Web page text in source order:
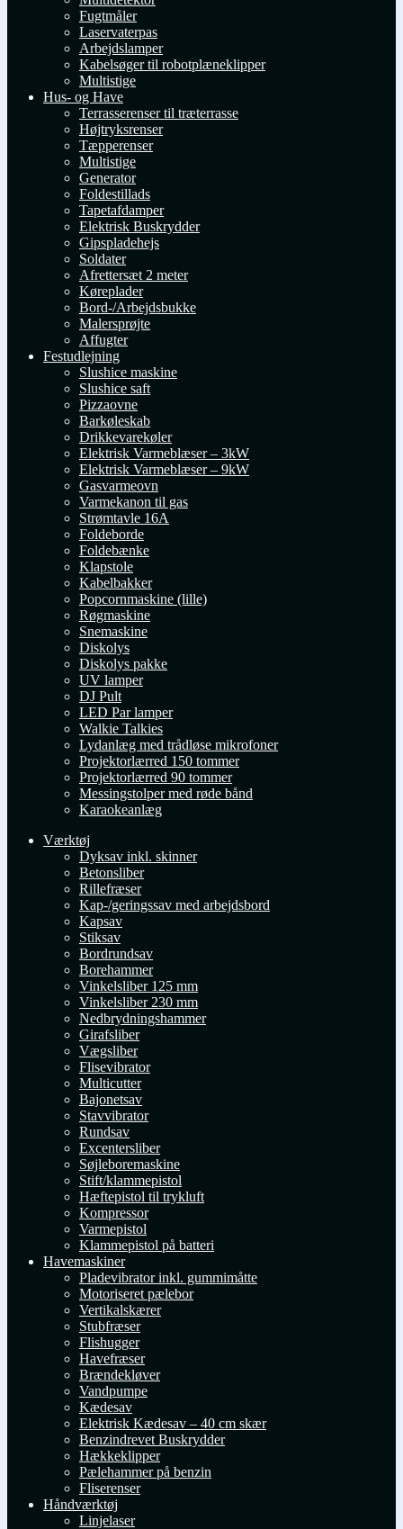
Fugtmåler
Laservaterpas
Arbejdslamper
Kabelsøger til robotplæneklipper
Multistige
Hus- og Have
Terrasserenser til træterrasse
Højtryksrenser
Tæpperenser
Multistige
Generator
Foldestillads
Tapetafdamper
Elektrisk Buskrydder
Gipspladehejs
Soldater
Afrettersæt 2 meter
Køreplader
Bord-/Arbejdsbukke
Malersprøjte
Affugter
Festudlejning
Slushice maskine
Slushice saft
Pizzaovne
Barkøleskab
Drikkevarekøler
Elektrisk Varmeblæser – 3kW
Elektrisk Varmeblæser – 9kW
Gasvarmeovn
Varmekanon til gas
Strømtavle 16A
Foldeborde
Foldebænke
Klapstole
Kabelbakker
Popcornmaskine (lille)
Røgmaskine
Snemaskine
Diskolys
Diskolys pakke
UV lamper
DJ Pult
LED Par lamper
Walkie Talkies
Lydanlæg med trådløse mikrofoner
Projektorlærred 150 tommer
Projektorlærred 90 tommer
Messingstolper med røde bånd
Karaokeanlæg
Værktøj
Dyksav inkl. skinner
Betonsliber
Rillefræser
Kap-/geringssav med arbejdsbord
Kapsav
Stiksav
Bordrundsav
Borehammer
Vinkelsliber 125 mm
Vinkelsliber 230 mm
Nedbrydningshammer
Girafsliber
Vægsliber
Flisevibrator
Multicutter
Bajonetsav
Stavvibrator
Rundsav
Excentersliber
Søjleboremaskine
Stift/klammepistol
Hæftepistol til trykluft
Kompressor
Varmepistol
Klammepistol på batteri
Havemaskiner
Pladevibrator inkl. gummimåtte
Motoriseret pælebor
Vertikalskærer
Stubfræser
Flishugger
Havefræser
Brændekløver
Vandpumpe
Kædesav
Elektrisk Kædesav – 40 cm skær
Benzindrevet Buskrydder
Hækkeklipper
Pælehammer på benzin
Fliserenser
Håndværktøj
Linjelaser